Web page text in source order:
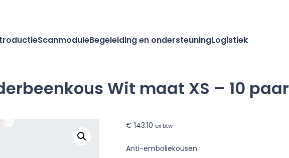
ScanmoduleBegeleiding en ondersteuningLogistiek
Wit maat XS – 10 paar
€ 143.10 ex btw
Anti-emboliekousen